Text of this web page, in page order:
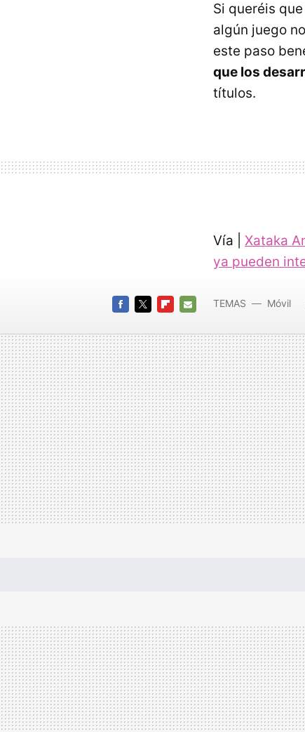
Si queréis
algún juego
este paso
que los
títulos.
Vía | Xataka
ya pueden
MAIL
TEMAS Móvil